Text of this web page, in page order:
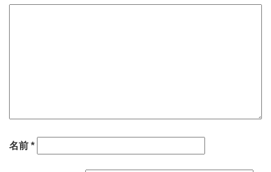
名前 *